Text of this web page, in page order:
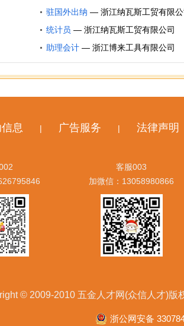
驻国外出纳 — 浙江纳瓦斯工贸有限公
统计员 — 浙江纳瓦斯工贸有限公司
助理会计 — 浙江博来工具有限公司
息 | 广告服务 | 法律声明
客服003
加微信：13058980866
© 2009-2010 五金人才网(众信人才)版
浙公网安备